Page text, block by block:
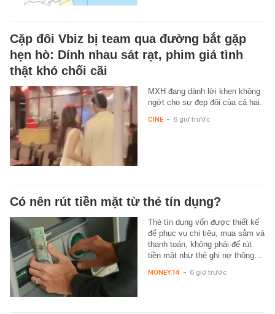
Cặp đôi Vbiz bị team qua đường bắt gặp
hẹn hò: Dính nhau sát rạt, phim giả tình
thật khó chối cãi
MXH đang dành lời khen không
ngớt cho sự đẹp đôi của cả hai.
CINE - 6 giờ trước
Có nên rút tiền mặt từ thẻ tín dụng?
Thẻ tín dụng vốn được thiết kế
để phục vụ chi tiêu, mua sắm và
thanh toán, không phải để rút
tiền mặt như thẻ ghi nợ thông…
MONEY.14 - 6 giờ trước